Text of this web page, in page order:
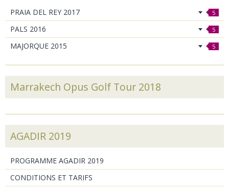
PRAIA DEL REY 2017 5
PALS 2016 5
MAJORQUE 2015 5
Marrakech Opus Golf Tour 2018
AGADIR 2019
PROGRAMME AGADIR 2019
CONDITIONS ET TARIFS